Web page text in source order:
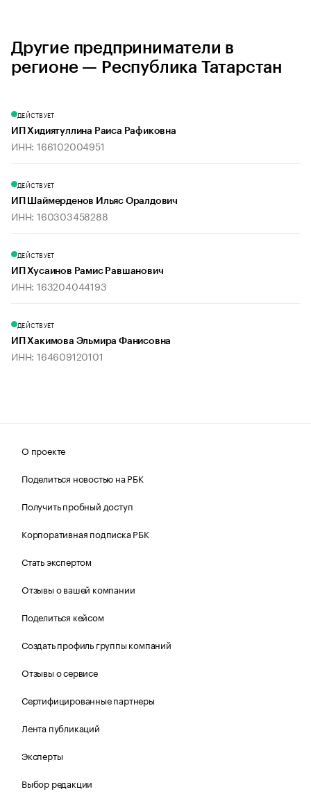
Другие предприниматели в
регионе — Республика Татарстан
ДЕЙСТВУЕТ
ИП Хидиятуллина Раиса Рафиковна
ИНН: 166102004951
ДЕЙСТВУЕТ
ИП Шаймерденов Ильяс Оралдович
ИНН: 160303458288
ДЕЙСТВУЕТ
ИП Хусаинов Рамис Равшанович
ИНН: 163204044193
ДЕЙСТВУЕТ
ИП Хакимова Эльмира Фанисовна
ИНН: 164609120101
О проекте
Поделиться новостью на РБК
Получить пробный доступ
Корпоративная подписка РБК
Стать экспертом
Отзывы о вашей компании
Поделиться кейсом
Создать профиль группы компаний
Отзывы о сервисе
Сертифицированные партнеры
Лента публикаций
Эксперты
Выбор редакции